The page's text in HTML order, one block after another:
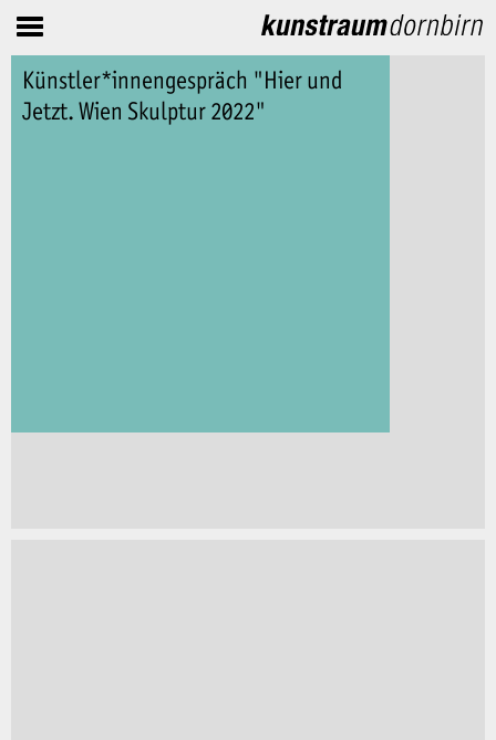
Künstler*innengespräch "Hier und
Jetzt. Wien Skulptur 2022"